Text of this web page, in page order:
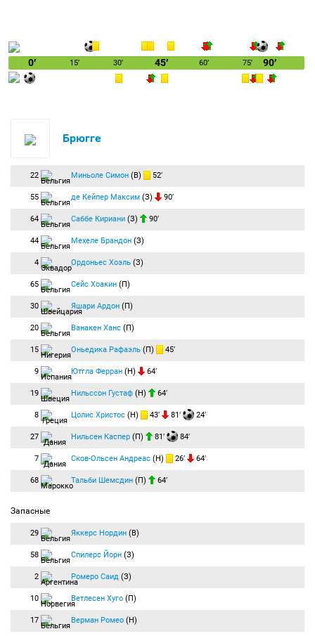
0′ 15′ 30′ 45′ 60′ 75′ 90′
Брюгге
22 Миньоле Симон (В) 52′
55 де Кейпер Максим (З) 90′
64 Саббе Кириани (З) 90′
44 Мехеле Брандон (З)
4 Ордоньес Хоэль (З)
65 Сейс Хоакин (П)
30 Яшари Ардон (П)
20 Ванакен Ханс (П)
15 Оньедика Рафаэль (П) 45′
9 Ютгла Ферран (Н) 64′
19 Нильссон Густаф (Н) 64′
8 Цолис Христос (Н) 43′ 81′ 24′
27 Нильсен Каспер (П) 81′ 84′
7 Сков-Ольсен Андреас (Н) 26′ 64′
68 Тальби Шемсдин (П) 64′
Запасные
29 Яккерс Нордин (В)
58 Спилерс Йорн (З)
2 Ромеро Саид (З)
10 Ветлесен Хуго (П)
17 Верман Ромео (Н)